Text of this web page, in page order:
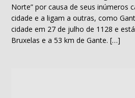
Norte” por causa de seus inúmeros
cidade e a ligam a outras, como
cidade em 27 de julho de 1128 e
Bruxelas e a 53 km de Gante. […]